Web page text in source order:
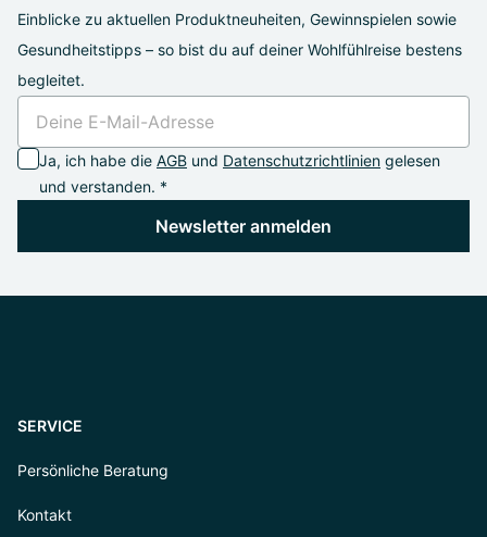
Einblicke zu aktuellen Produktneuheiten, Gewinnspielen sowie
Gesundheitstipps – so bist du auf deiner Wohlfühlreise bestens
begleitet.
Ja, ich habe die AGB und Datenschutzrichtlinien gelesen
und verstanden. *
Newsletter anmelden
SERVICE
Persönliche Beratung
Kontakt